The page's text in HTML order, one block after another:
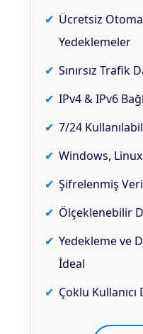
Ücretsiz
Yedeklemeler
Sınırsız Trafik
IPv4 & IPv6
7/24
Windows,
Şifrelenmiş
Ölçeklenebilir
Yedekleme ve
İdeal
Çoklu Kullanıcı